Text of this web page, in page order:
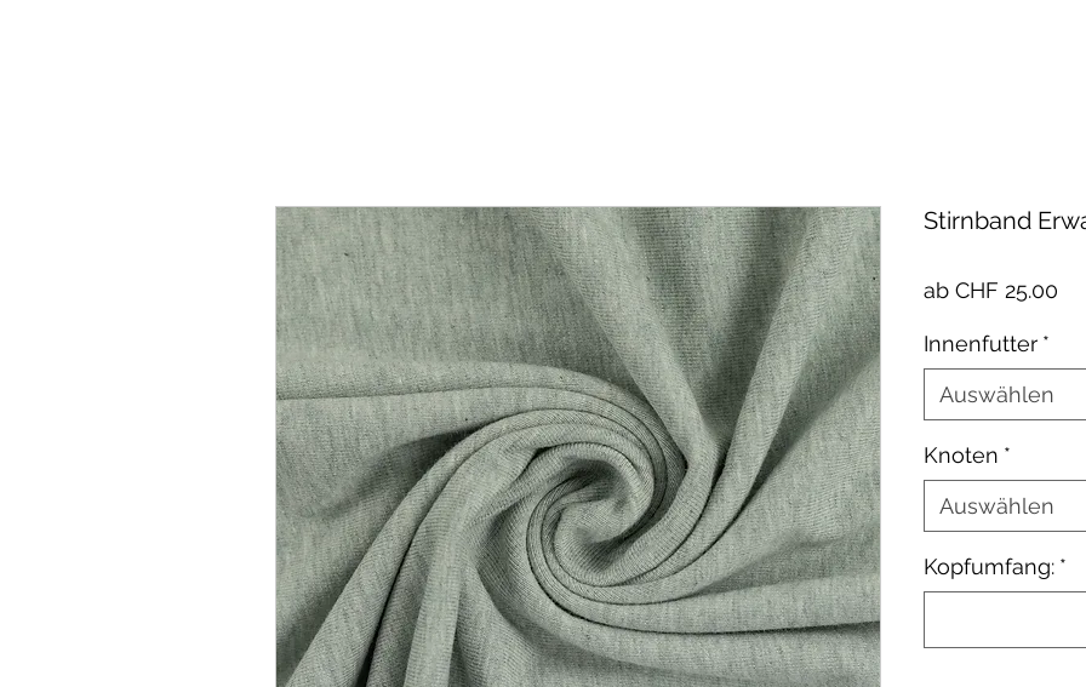
Stirnband
ab CHF 25.00
Innenfutter *
Auswählen
Knoten *
Auswählen
Kopfumfang: *